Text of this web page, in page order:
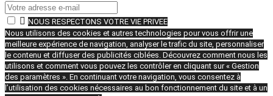
 NOUS RESPECTONS VOTRE VIE PRIVEE
Nous utilisons des cookies et autres technologies pour vous offrir une
meilleure expérience de navigation, analyser le trafic du site, personnaliser
le contenu et diffuser des publicités ciblées. Découvrez comment nous les
utilisons et comment vous pouvez les contrôler en cliquant sur « Gestion
des paramètres ». En continuant votre navigation, vous consentez à
l’utilisation des cookies nécessaires au bon fonctionnement du site et à un